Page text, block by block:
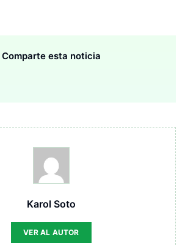
Comparte esta noticia
Karol Soto
VER AL AUTOR